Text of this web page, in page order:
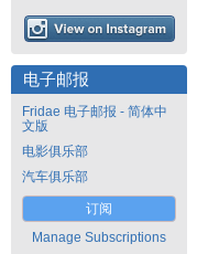
电子邮报
Fridae 电子邮报 - 简体中
文版
电影俱乐部
汽车俱乐部
订阅
Manage Subscriptions